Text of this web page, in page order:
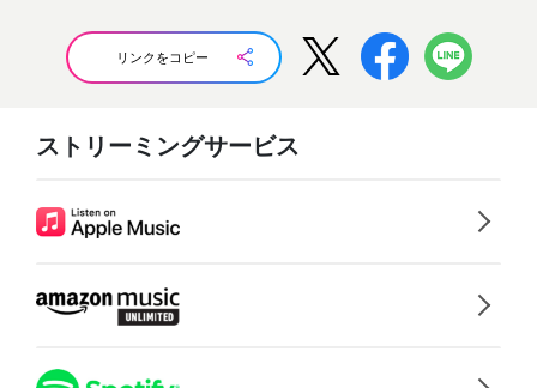
リンクをコピー
ストリーミングサービス